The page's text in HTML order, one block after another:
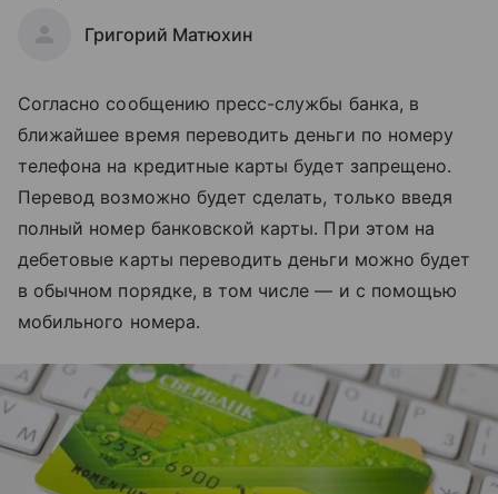
Григорий Матюхин
Согласно сообщению пресс-службы банка, в
ближайшее время переводить деньги по номеру
телефона на кредитные карты будет запрещено.
Перевод возможно будет сделать, только введя
полный номер банковской карты. При этом на
дебетовые карты переводить деньги можно будет
в обычном порядке, в том числе — и с помощью
мобильного номера.